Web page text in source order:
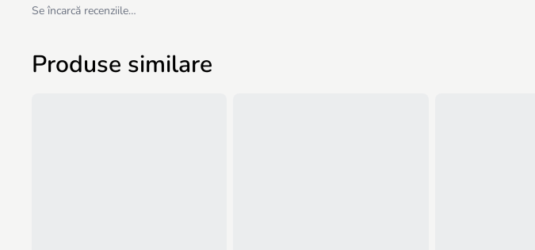
Se încarcă recenziile…
Produse similare